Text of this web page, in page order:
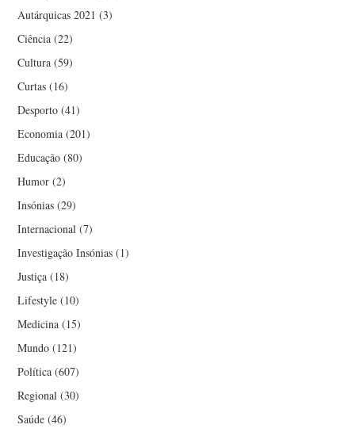
Autárquicas 2021 (3)
Ciência (22)
Cultura (59)
Curtas (16)
Desporto (41)
Economia (201)
Educação (80)
Humor (2)
Insónias (29)
Internacional (7)
Investigação Insónias (1)
Justiça (18)
Lifestyle (10)
Medicina (15)
Mundo (121)
Política (607)
Regional (30)
Saúde (46)